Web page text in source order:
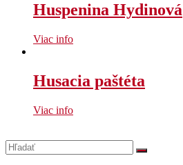
Huspenina Hydinová
Viac info
Husacia paštéta
Viac info